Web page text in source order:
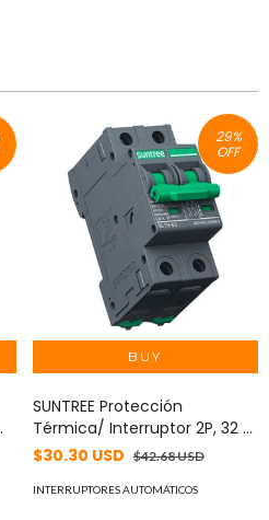
29%
OFF
SUNTREE Protección
Térmica/ Interruptor 2P, 32 A,
Corriente Directa 800 Vcc
Montaje Riel DIN MOD:
$30.30 USD $42.68 USD
INTERRUPTORES AUTOMÁTICOS